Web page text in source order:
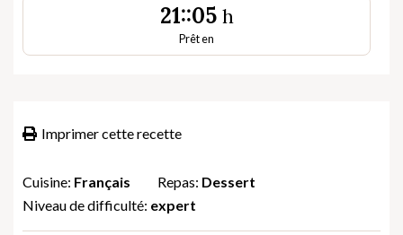
21::05 h
Prêt en
Imprimer cette recette
Cuisine: Français Repas: Dessert
Niveau de difficulté: expert